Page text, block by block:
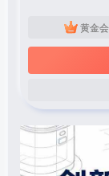
黄金